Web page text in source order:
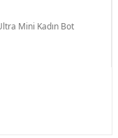
Mini Kadın Bot